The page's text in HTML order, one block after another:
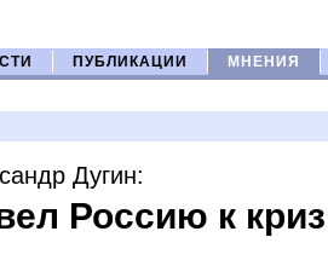
ПУБЛИКАЦИИ МНЕНИЯ
Дугин:
Россию к